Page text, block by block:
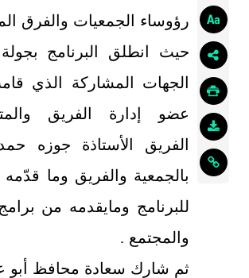
رؤوساء الجمعيات والفرق
حيث انطلق البرنامج
الجهات المشاركة الذي
عضو إدارة الفريق
الفريق الأستاذة جوزه
بالجمعية والفريق وما
للبرنامج ومايقدمه من
والمجتمع .
ثم شارك سعادة محافظ